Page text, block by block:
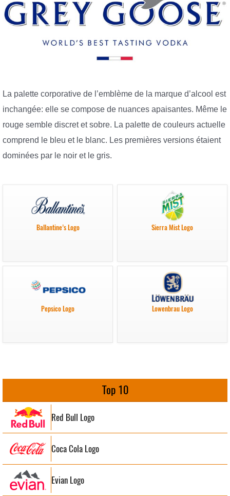
La palette corporative de l’emblème de la marque d’alcool est
inchangée: elle se compose de nuances apaisantes. Même le
rouge semble discret et sobre. La palette de couleurs actuelle
comprend le bleu et le blanc. Les premières versions étaient
dominées par le noir et le gris.
Ballantine’s Logo Sierra Mist Logo
Pepsico Logo Lowenbrau Logo
Top 10
Red Bull Logo
Coca Cola Logo
Evian Logo